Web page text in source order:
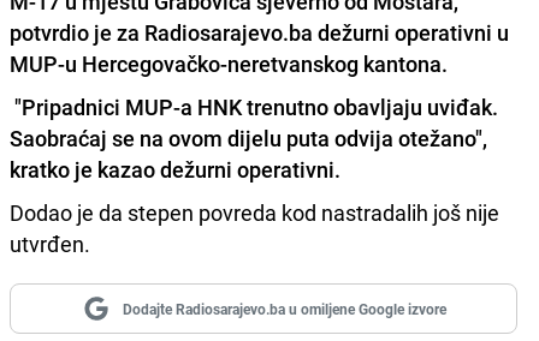
potvrdio je za Radiosarajevo.ba dežurni operativni u
MUP-u Hercegovačko-neretvanskog kantona.
"Pripadnici MUP-a HNK trenutno obavljaju uviđak.
Saobraćaj se na ovom dijelu puta odvija otežano",
kratko je kazao dežurni operativni.
Dodao je da stepen povreda kod nastradalih još nije
utvrđen.
Dodajte Radiosarajevo.ba u omiljene Google izvore